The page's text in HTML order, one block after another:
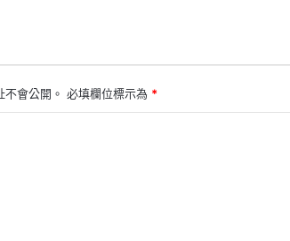
會公開。 必填欄位標示為 *